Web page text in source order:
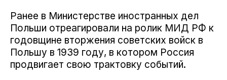
Ранее в Министерстве иностранных дел
Польши отреагировали на ролик МИД РФ к
годовщине вторжения советских войск в
Польшу в 1939 году, в котором Россия
продвигает свою трактовку событий.